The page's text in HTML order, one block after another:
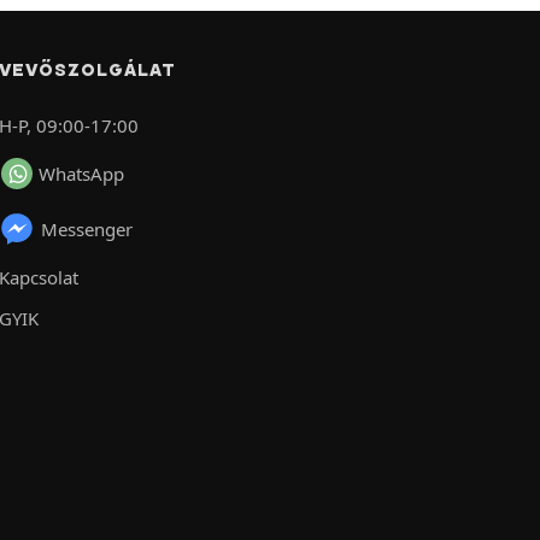
VEVŐSZOLGÁLAT
H-P, 09:00-17:00
WhatsApp
Messenger
Kapcsolat
GYIK